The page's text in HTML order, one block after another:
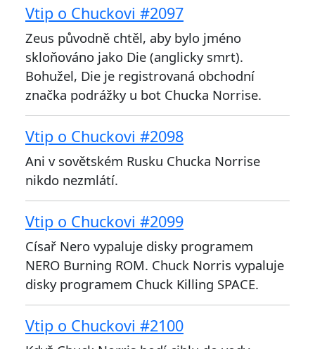
Vtip o Chuckovi #2097
Zeus původně chtěl, aby bylo jméno
skloňováno jako Die (anglicky smrt).
Bohužel, Die je registrovaná obchodní
značka podrážky u bot Chucka Norrise.
Vtip o Chuckovi #2098
Ani v sovětském Rusku Chucka Norrise
nikdo nezmlátí.
Vtip o Chuckovi #2099
Císař Nero vypaluje disky programem
NERO Burning ROM. Chuck Norris vypaluje
disky programem Chuck Killing SPACE.
Vtip o Chuckovi #2100